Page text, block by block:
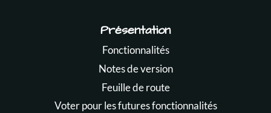
Présentation
Fonctionnalités
Notes de version
Feuille de route
Voter pour les futures fonctionnalités